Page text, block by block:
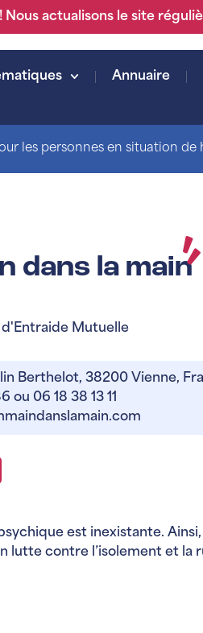
Nous actualisons le site
Annuaire
les personnes en situation
dans la main
Mutuelle
Berthelot, 38200 Vienne,
ou 06 18 38 13 11
est inexistante. Ainsi,
lutte contre l’isolement et la